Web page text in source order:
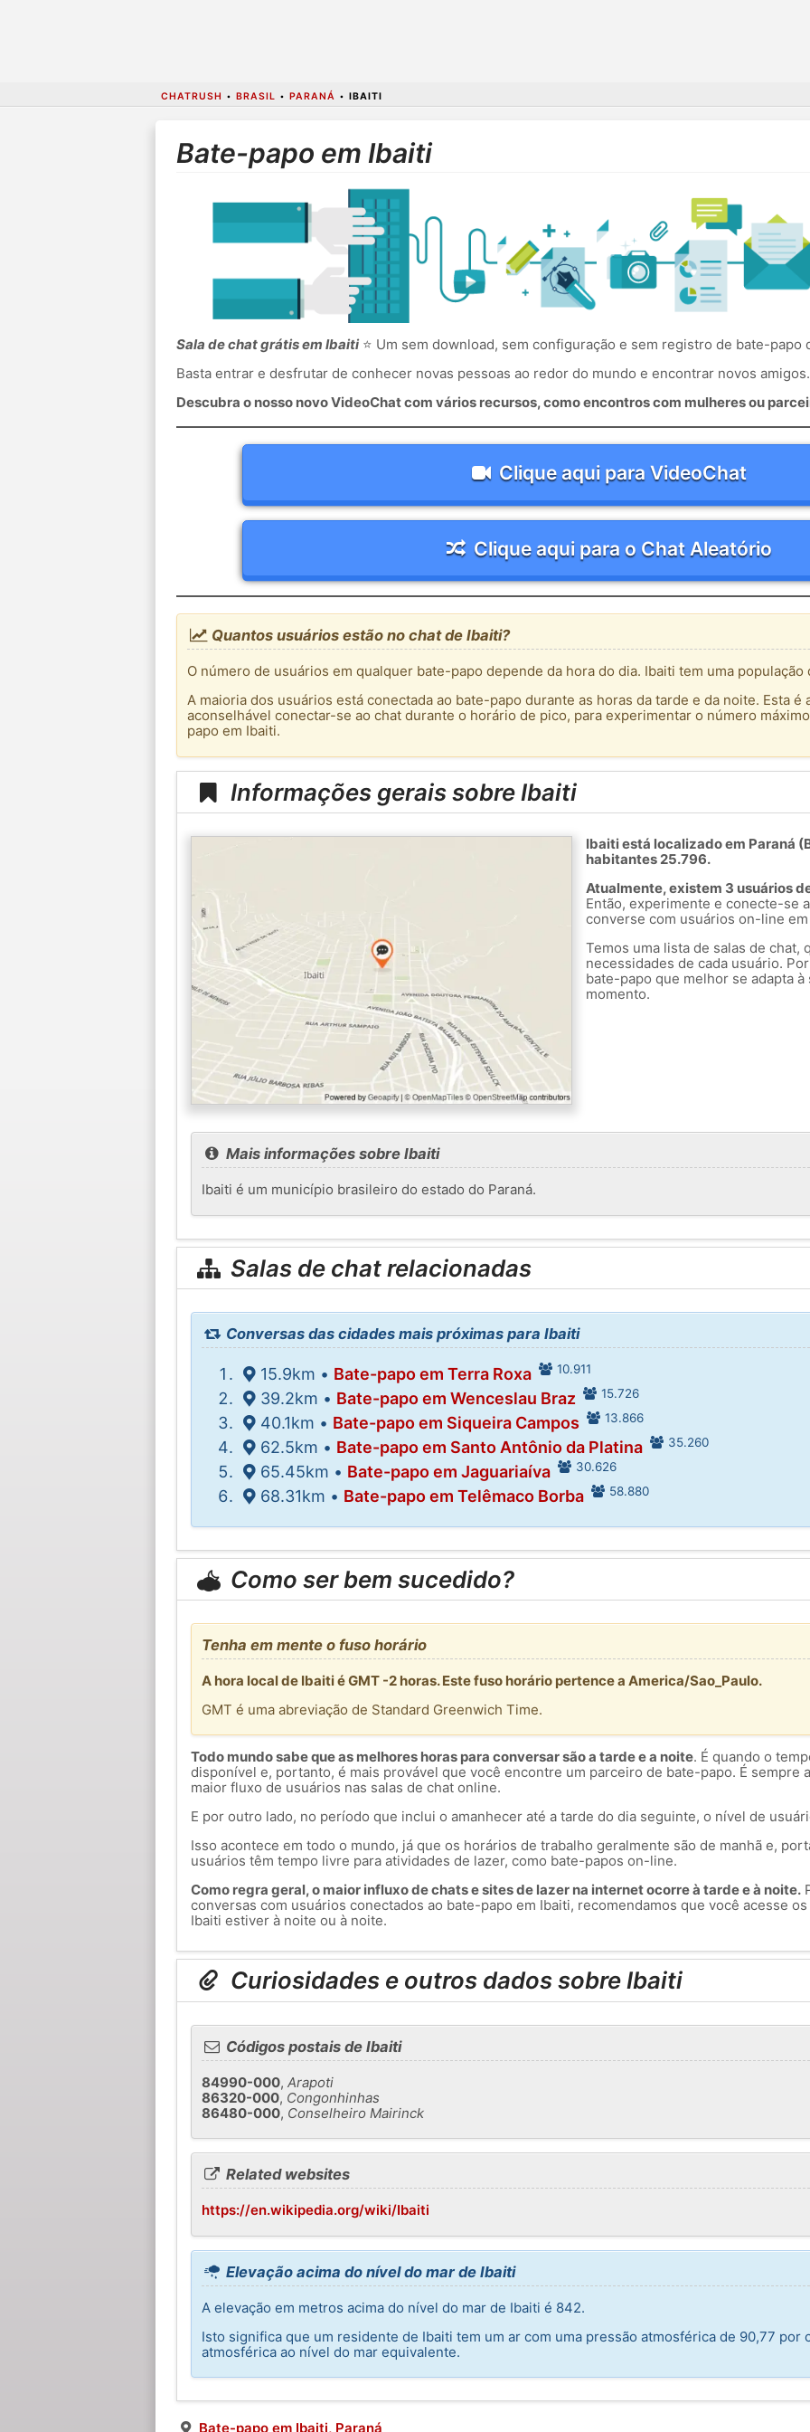
CHATRUSH • BRASIL • PARANÁ • IBAITI
Bate-papo em Ibaiti
Sala de chat grátis em Ibaiti⭐ Um sem download, sem configuração e sem registro de bate-papo
Basta entrar e desfrutar de conhecer novas pessoas ao redor do mundo e encontrar novos amigos.
Descubra o nosso novo VideoChat com vários recursos, como encontros com mulheres ou
Clique aqui para VideoChat
Clique aqui para o Chat Aleatório
Quantos usuários estão no chat de Ibaiti?
O número de usuários em qualquer bate-papo depende da hora do dia. Ibaiti tem uma população
A maioria dos usuários está conectada ao bate-papo durante as horas da tarde e da noite. Esta é
aconselhável conectar-se ao chat durante o horário de pico, para experimentar o número
papo em Ibaiti.
Informações gerais sobre Ibaiti
Ibaiti está localizado em Paraná
habitantes 25.796.
Atualmente, existem 3 usuários
Então, experimente e conecte-se
converse com usuários on-line
Temos uma lista de salas de chat,
necessidades de cada usuário.
bate-papo que melhor se adapta
momento.
Mais informações sobre Ibaiti
Ibaiti é um município brasileiro do estado do Paraná.
Salas de chat relacionadas
Conversas das cidades mais próximas para Ibaiti
15.9km • Bate-papo em Terra Roxa 10.911
39.2km • Bate-papo em Wenceslau Braz 15.726
40.1km • Bate-papo em Siqueira Campos 13.866
62.5km • Bate-papo em Santo Antônio da Platina 35.260
65.45km • Bate-papo em Jaguariaíva 30.626
68.31km • Bate-papo em Telêmaco Borba 58.880
Como ser bem sucedido?
Tenha em mente o fuso horário
A hora local de Ibaiti é GMT -2 horas. Este fuso horário pertence a America/Sao_Paulo.
GMT é uma abreviação de Standard Greenwich Time.
Todo mundo sabe que as melhores horas para conversar são a tarde e a noite. É quando o
disponível e, portanto, é mais provável que você encontre um parceiro de bate-papo. É sempre
maior fluxo de usuários nas salas de chat online.
E por outro lado, no período que inclui o amanhecer até a tarde do dia seguinte, o nível de
Isso acontece em todo o mundo, já que os horários de trabalho geralmente são de manhã e,
usuários têm tempo livre para atividades de lazer, como bate-papos on-line.
Como regra geral, o maior influxo de chats e sites de lazer na internet ocorre à tarde e à noite.
conversas com usuários conectados ao bate-papo em Ibaiti, recomendamos que você acesse
Ibaiti estiver à noite ou à noite.
Curiosidades e outros dados sobre Ibaiti
Códigos postais de Ibaiti
84990-000, Arapoti
86320-000, Congonhinhas
86480-000, Conselheiro Mairinck
Related websites
https://en.wikipedia.org/wiki/Ibaiti
Elevação acima do nível do mar de Ibaiti
A elevação em metros acima do nível do mar de Ibaiti é 842.
Isto significa que um residente de Ibaiti tem um ar com uma pressão atmosférica de 90,77 por
atmosférica ao nível do mar equivalente.
Bate-papo em Ibaiti, Paraná